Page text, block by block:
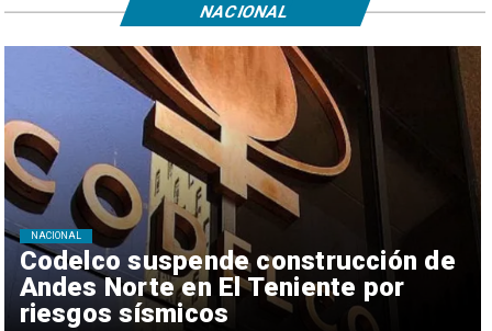
Codelco suspende construcción de
Andes Norte en El Teniente por
riesgos sísmicos
NACIONAL
NACIONAL